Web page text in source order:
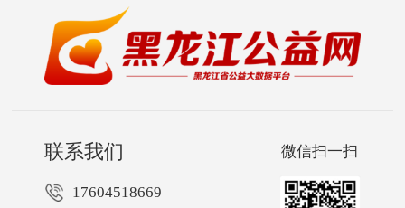
微信扫一扫
联系我们
17604518669